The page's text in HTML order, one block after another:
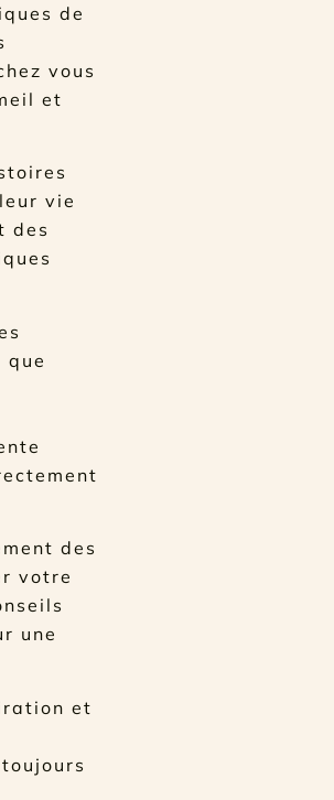
de
vous
et
vie
des
que
des
votre
une
et